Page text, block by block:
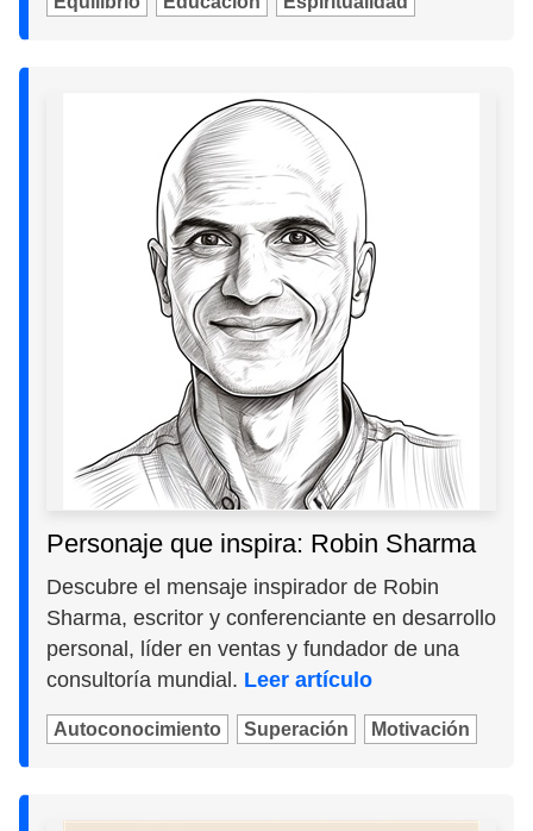
Personaje que inspira: Robin Sharma
Descubre el mensaje inspirador de Robin
Sharma, escritor y conferenciante en desarrollo
personal, líder en ventas y fundador de una
consultoría mundial. Leer artículo
Autoconocimiento Superación Motivación